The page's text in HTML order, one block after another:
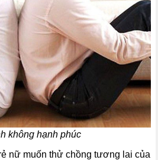
không hạnh phúc
nữ muốn thử chồng tương lai của